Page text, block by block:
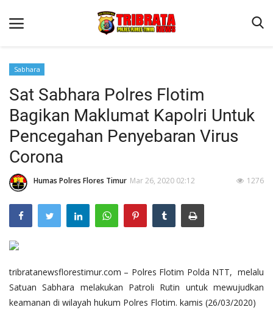
Beranda
Terms & Conditions
Binkam
Reskrim
Lantas
Mitra Polisi
Jurnal Kamtibmas
Giat Ops
Sabhara
Sat Sabhara Polres Flotim
Bagikan Maklumat Kapolri Untuk
Pencegahan Penyebaran Virus
Corona
Humas Polres Flores Timur Mar 26, 2020 02:12 1276
tribratanewsflorestimur.com – Polres Flotim Polda NTT, melalu
Satuan Sabhara melakukan Patroli Rutin untuk mewujudkan
keamanan di wilayah hukum Polres Flotim. kamis (26/03/2020)